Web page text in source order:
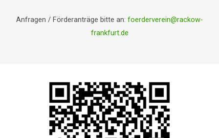
Anfragen / Förderanträge bitte an: foerderverein@rackow-
frankfurt.de